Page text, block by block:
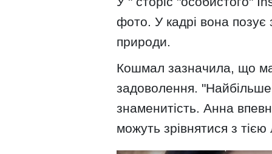
фото. У кадрі вона позує
природи.
Кошмал зазначила, що
задоволення.
знаменитість. Анна
можуть зрівнятися з